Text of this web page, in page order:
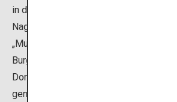
in den lang geöffneten Läden
Nagoya-Küche) probieren. Außerdem
„Muneharu-Zone“, benannt nach dem
Burg, der für seine Vorliebe für
Dort können Sie moderne Gerichte der
genießen. Für die Burg Nagoya muss